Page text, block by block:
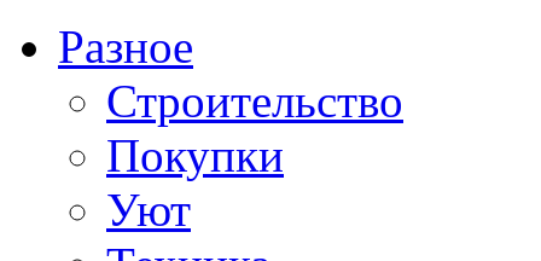
Разное
Строительство
Покупки
Уют